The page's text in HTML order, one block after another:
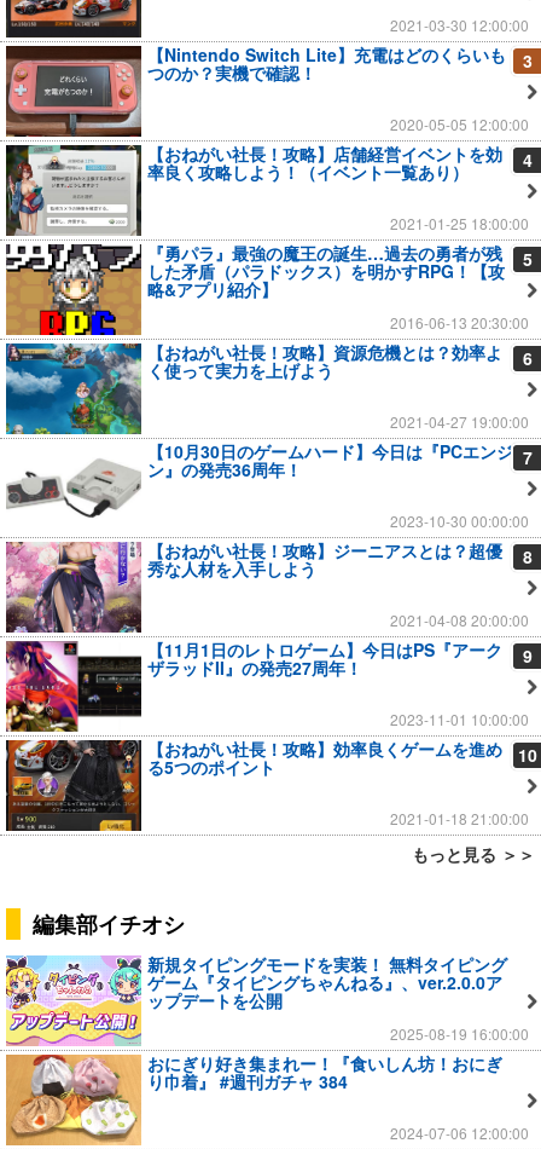
2021-03-30 12:00:00
3
【Nintendo Switch Lite】充電はどのくらいも
つのか？実機で確認！
2020-05-05 12:00:00
4
【おねがい社長！攻略】店舗経営イベントを効
率良く攻略しよう！（イベント一覧あり）
2021-01-25 18:00:00
5
『勇パラ』最強の魔王の誕生…過去の勇者が残
した矛盾（パラドックス）を明かすRPG！【攻
略&アプリ紹介】
2016-06-13 20:30:00
6
【おねがい社長！攻略】資源危機とは？効率よ
く使って実力を上げよう
2021-04-27 19:00:00
7
【10月30日のゲームハード】今日は『PCエンジ
ン』の発売36周年！
2023-10-30 00:00:00
8
【おねがい社長！攻略】ジーニアスとは？超優
秀な人材を入手しよう
2021-04-08 20:00:00
9
【11月1日のレトロゲーム】今日はPS『アーク
ザラッドII』の発売27周年！
2023-11-01 10:00:00
10
【おねがい社長！攻略】効率良くゲームを進め
る5つのポイント
2021-01-18 21:00:00
もっと見る ＞＞
編集部イチオシ
新規タイピングモードを実装！ 無料タイピング
ゲーム『タイピングちゃんねる』、ver.2.0.0ア
ップデートを公開
2025-08-19 16:00:00
おにぎり好き集まれー！『食いしん坊！おにぎ
り巾着』 #週刊ガチャ 384
2024-07-06 12:00:00